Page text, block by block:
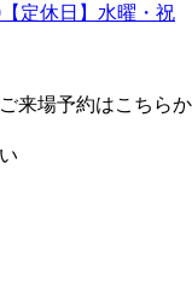
【定休日】水曜・祝
来場予約はこちらか